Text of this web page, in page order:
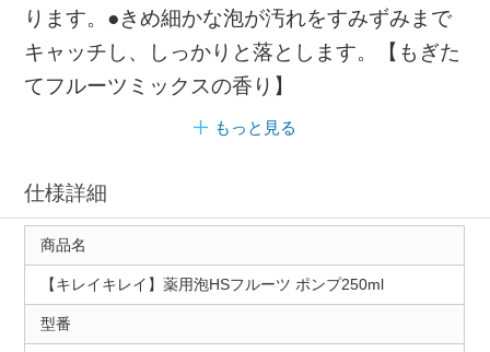
ります。●きめ細かな泡が汚れをすみずみまで
キャッチし、しっかりと落とします。【もぎた
てフルーツミックスの香り】
もっと見る
仕様詳細
商品名
【キレイキレイ】薬用泡HSフルーツ ポンプ250ml
型番